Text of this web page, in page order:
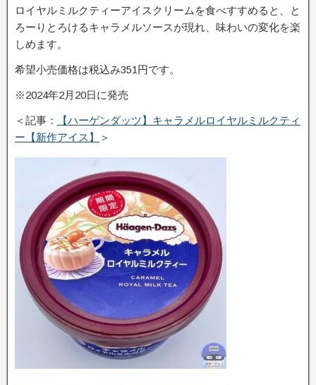
ロイヤルミルクティーアイスクリームを食べすすめると、と
ろーりとろけるキャラメルソースが現れ、味わいの変化を楽
しめます。
希望小売価格は税込み351円です。
※2024年2月20日に発売
＜記事：
【ハーゲンダッツ】キャラメルロイヤルミルクティ
ー【新作アイス】
＞